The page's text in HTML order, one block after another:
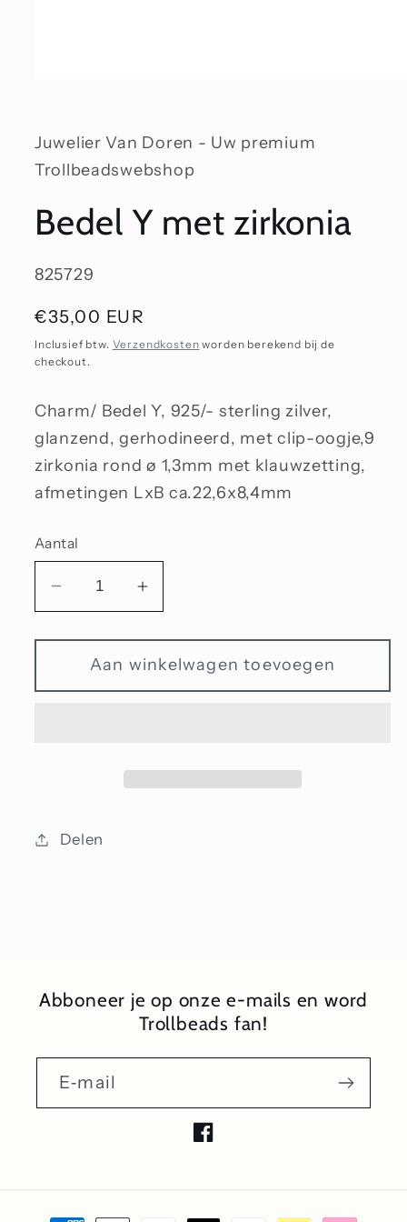
modaal
Juwelier Van Doren - Uw premium
Trollbeadswebshop
Bedel Y met zirkonia
SKU:
825729
Normale
prijs
€35,00 EUR
Inclusief btw. Verzendkosten worden berekend bij de
checkout.
Charm/ Bedel Y, 925/- sterling zilver,
glanzend, gerhodineerd, met clip-oogje,9
zirkonia rond ø 1,3mm met klauwzetting,
afmetingen LxB ca.22,6x8,4mm
Aantal
Aantal
verlagen
voor
Bedel
Y
Aantal
verhogen
voor
Bedel
Y
Aan winkelwagen toevoegen
Delen
Abboneer je op onze e-mails en word
Trollbeads fan!
E‑mail
Facebook